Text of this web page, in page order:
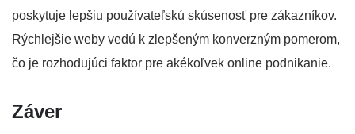
poskytuje lepšiu používateľskú skúsenosť pre zákazníkov.
Rýchlejšie weby vedú k zlepšeným konverzným pomerom,
čo je rozhodujúci faktor pre akékoľvek online podnikanie.
Záver